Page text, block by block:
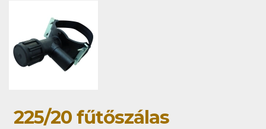
225/20 fűtőszálas